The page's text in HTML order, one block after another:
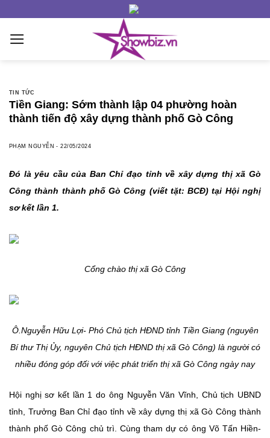
content
TIN TỨC
Tiền Giang: Sớm thành lập 04 phường hoàn
thành tiến độ xây dựng thành phố Gò Công
PHẠM NGUYỄN -22/05/2024
Đó là yêu cầu của Ban Chỉ đạo tỉnh về xây dựng thị xã Gò
Công thành thành phố Gò Công (viết tặt: BCĐ) tại Hội nghị
sơ kết lần 1.
Cổng chào thị xã Gò Công
Ô.Nguyễn Hữu Lợi- Phó Chủ tịch HĐND tỉnh Tiền Giang (nguyên
Bí thư Thị Ủy, nguyên Chủ tịch HĐND thị xã Gò Công) là người có
nhiều đóng góp đối với việc phát triển thị xã Gò Công ngày nay
Hội nghị sơ kết lần 1 do ông Nguyễn Văn Vĩnh, Chủ tịch UBND
tỉnh, Trưởng Ban Chỉ đạo tỉnh về xây dựng thị xã Gò Công thành
thành phố Gò Công chủ trì. Cùng tham dự có ông Võ Tấn Hiền-